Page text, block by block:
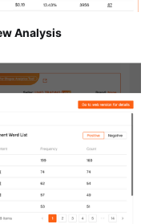
Analysis